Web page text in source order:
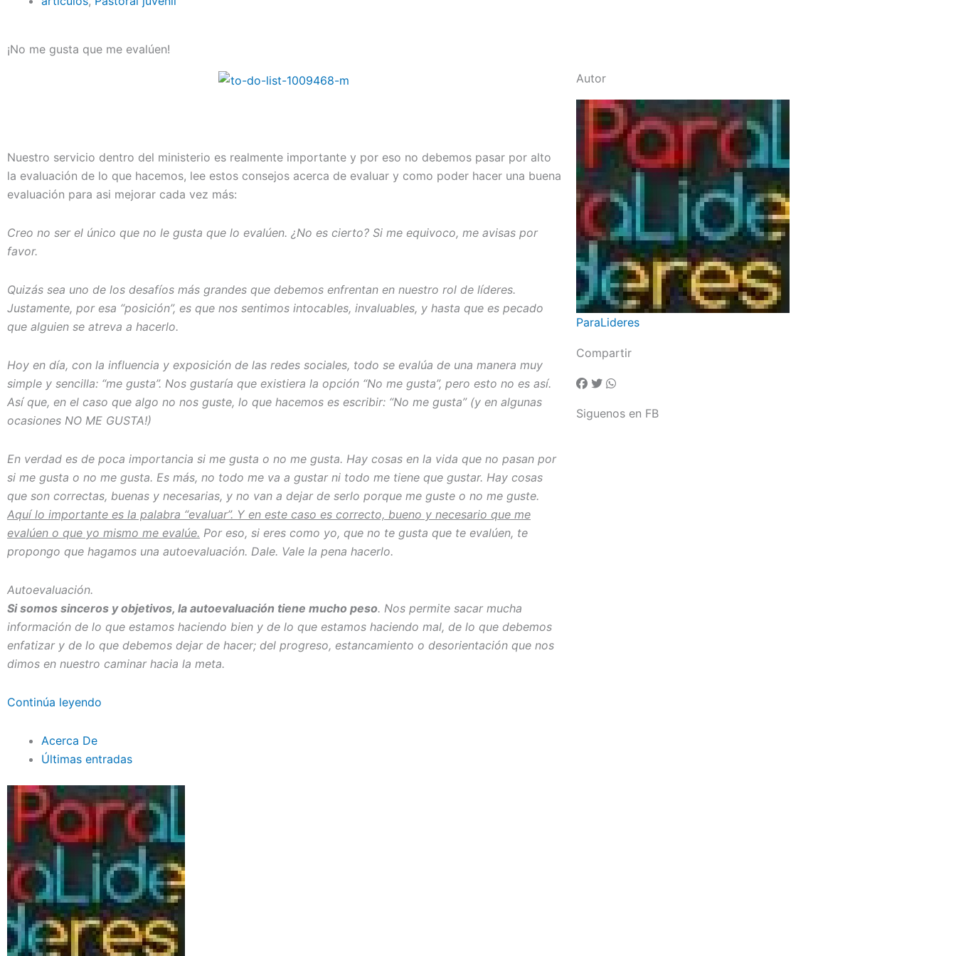
¡No me gusta que me evalúen!
Nuestro servicio dentro del ministerio es realmente importante y por eso no debemos pasar por alto
la evaluación de lo que hacemos, lee estos consejos acerca de evaluar y como poder hacer una buena
evaluación para asi mejorar cada vez más:
Creo no ser el único que no le gusta que lo evalúen. ¿No es cierto? Si me equivoco, me avisas por
favor.
Quizás sea uno de los desafíos más grandes que debemos enfrentan en nuestro rol de líderes.
Justamente, por esa “posición”, es que nos sentimos intocables, invaluables, y hasta que es pecado
que alguien se atreva a hacerlo.
Hoy en día, con la influencia y exposición de las redes sociales, todo se evalúa de una manera muy
simple y sencilla: “me gusta”. Nos gustaría que existiera la opción “No me gusta”, pero esto no es así.
Así que, en el caso que algo no nos guste, lo que hacemos es escribir: “No me gusta” (y en algunas
ocasiones NO ME GUSTA!)
En verdad es de poca importancia si me gusta o no me gusta. Hay cosas en la vida que no pasan por
si me gusta o no me gusta. Es más, no todo me va a gustar ni todo me tiene que gustar. Hay cosas
que son correctas, buenas y necesarias, y no van a dejar de serlo porque me guste o no me guste.
Aquí lo importante es la palabra “evaluar”. Y en este caso es correcto, bueno y necesario que me
evalúen o que yo mismo me evalúe. Por eso, si eres como yo, que no te gusta que te evalúen, te
propongo que hagamos una autoevaluación. Dale. Vale la pena hacerlo.
Autoevaluación.
Si somos sinceros y objetivos, la autoevaluación tiene mucho peso. Nos permite sacar mucha
información de lo que estamos haciendo bien y de lo que estamos haciendo mal, de lo que debemos
enfatizar y de lo que debemos dejar de hacer; del progreso, estancamiento o desorientación que nos
dimos en nuestro caminar hacia la meta.
Continúa leyendo
Acerca De
Últimas entradas
Autor
ParaLideres
Compartir
Siguenos en FB